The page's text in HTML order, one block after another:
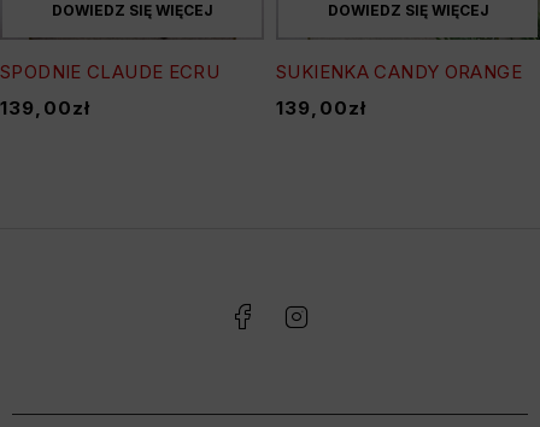
DOWIEDZ SIĘ WIĘCEJ
SPODNIE CLAUDE ECRU
139,00zł
DOWIEDZ SIĘ WIĘCEJ
SUKIENKA CANDY ORANGE
139,00zł